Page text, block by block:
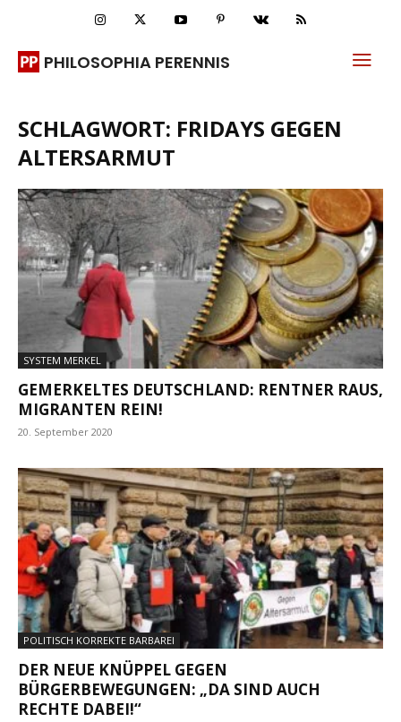
PHILOSOPHIA PERENNIS
SCHLAGWORT: FRIDAYS GEGEN
ALTERSARMUT
SYSTEM MERKEL
GEMERKELTES DEUTSCHLAND: RENTNER RAUS,
MIGRANTEN REIN!
20. September 2020
POLITISCH KORREKTE BARBAREI
DER NEUE KNÜPPEL GEGEN
BÜRGERBEWEGUNGEN: „DA SIND AUCH
RECHTE DABEI!“